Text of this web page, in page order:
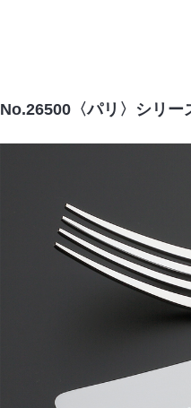
No.26500〈パリ〉シリー